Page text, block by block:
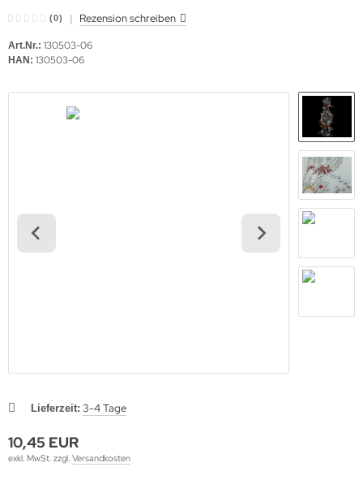
(0) | Rezension schreiben
Art.Nr.: 130503-06
HAN: 130503-06
Lieferzeit: 3-4 Tage
10,45 EUR
exkl. MwSt. zzgl. Versandkosten